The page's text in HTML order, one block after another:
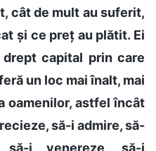
cât de mult au suferit,
și ce preț au plătit. Ei
capital prin care
un loc mai înalt, mai
oamenilor, astfel încât
să-i admire, să-
i venereze, să-i